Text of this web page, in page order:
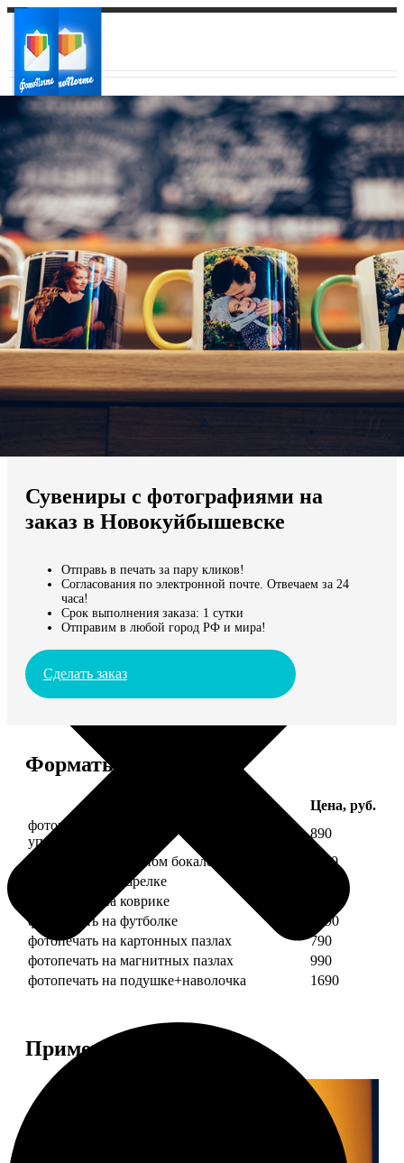
Ваш город:
Ваш регион доставки
Выберите из списка:
Мы доставляем по всему миру
Продолжить без города
Сувениры с фотографиями на
заказ в Новокуйбышевске
Отправь в печать за пару кликов!
Согласования по электронной почте. Отвечаем за 24
часа!
Срок выполнения заказа: 1 сутки
Отправим в любой город РФ и мира!
Сделать заказ
Форматы и цены
Цена, руб.
фотопечать на кружке + подарочная
упаковка
890
фотопечать на пивном бокале
1190
фотопечать на тарелке
фотопечать на коврике
фотопечать на футболке
1490
фотопечать на картонных пазлах
790
фотопечать на магнитных пазлах
990
фотопечать на подушке+наволочка
1690
Примеры работ